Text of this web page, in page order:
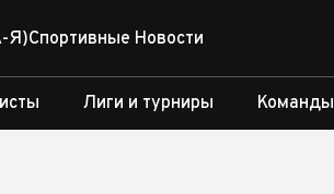
Я)Спортивные Новости
Лиги и турниры Команды